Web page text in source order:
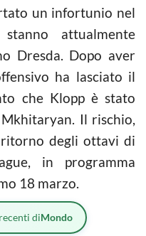
un infortunio nel
attualmente
Dresda. Dopo aver
ha lasciato il
che Klopp è stato
Il rischio,
ritorno degli ottavi di
in programma
18 marzo.
diMondo